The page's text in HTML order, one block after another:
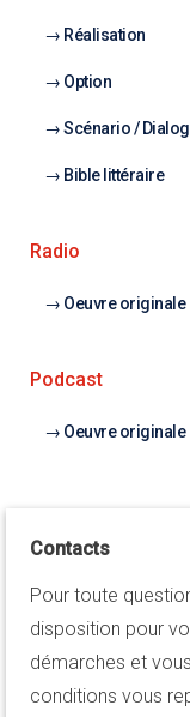
Réalisation
Option
Scénario /
Bible littéraire
Radio
Oeuvre originale
Podcast
Oeuvre originale
Contacts
Pour toute
disposition pour
démarches et
conditions vous